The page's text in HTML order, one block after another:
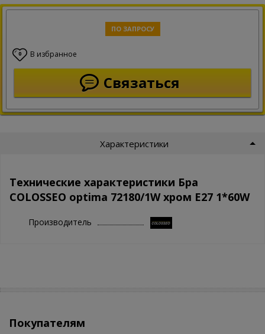
ПО ЗАПРОСУ
0 В избранное
Связаться
Характеристики
Технические характеристики Бра
COLOSSEO optima 72180/1W хром E27 1*60W
Производитель
Покупателям